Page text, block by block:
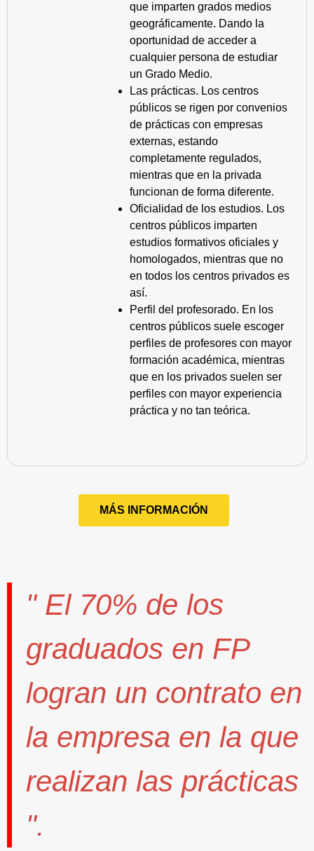
que imparten grados medios
geográficamente. Dando la
oportunidad de acceder a
cualquier persona de estudiar
un Grado Medio.
Las prácticas. Los centros
públicos se rigen por convenios
de prácticas con empresas
externas, estando
completamente regulados,
mientras que en la privada
funcionan de forma diferente.
Oficialidad de los estudios. Los
centros públicos imparten
estudios formativos oficiales y
homologados, mientras que no
en todos los centros privados es
así.
Perfil del profesorado. En los
centros públicos suele escoger
perfiles de profesores con mayor
formación académica, mientras
que en los privados suelen ser
perfiles con mayor experiencia
práctica y no tan teórica.
MÁS INFORMACIÓN
" El 70% de los
graduados en FP
logran un contrato en
la empresa en la que
realizan las prácticas
".